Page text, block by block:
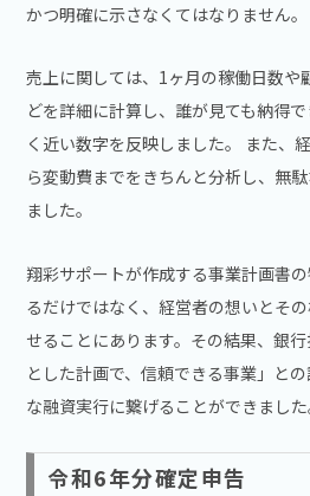
かつ明確に示さなくてはなりません。
売上に関しては、1ヶ月の稼働日数や
どを詳細に計算し、誰が見ても納得
く近い数字を反映しました。 また、
ら変動費までをきちんと分析し、無
ました。
翔彩サポートが作成する事業計画書
るだけではなく、経営者の想いとそ
せることにあります。その結果、銀
とした計画で、信頼できる事業」と
な融資実行に繋げることができました
令和6年分確定申告